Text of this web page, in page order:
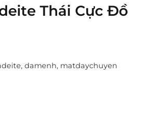
Thái Cực Đồ
damenh, matdaychuyen